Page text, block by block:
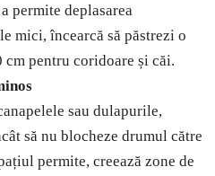
permite deplasarea
mici, încearcă să păstrezi o
pentru coridoare și căi.
sau dulapurile,
să nu blocheze drumul către
permite, creează zone de